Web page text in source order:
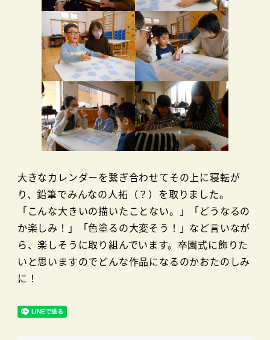
大きなカレンダーを繋ぎ合わせてその上に寝転が
り、鉛筆でみんなの人拓（？）を取りました。
「こんな大きいの描いたことない。」「どうなるの
か楽しみ！」「色塗るの大変そう！」など言いなが
ら、楽しそうに取り組んでいます。卒園式に飾りた
いと思いますのでどんな作品になるのかおたのしみ
に！